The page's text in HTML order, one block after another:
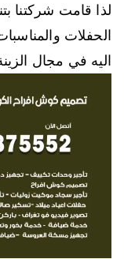
لذا قامت شركتنا
الحفلات
اليه في مجال